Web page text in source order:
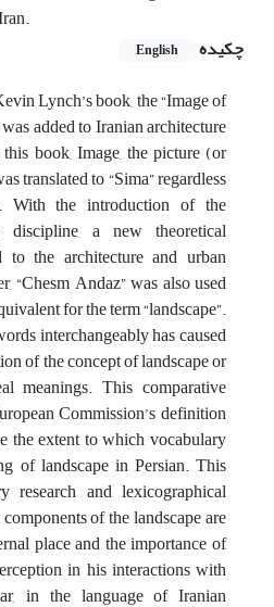
چکیده
English
Lynch’s book, the “Image of
added to Iranian architecture
book, Image, the picture (or
translated to “Sima” regardless
the introduction of the
discipline, a new theoretical
to the architecture and urban
“Chesm Andaz” was also used
for the term “landscape”.
interchangeably has caused
of the concept of landscape or
meanings. This comparative
Commission’s definition
the extent to which vocabulary
of landscape in Persian. This
research and lexicographical
of the landscape are
place and the importance of
in his interactions with
in the language of Iranian